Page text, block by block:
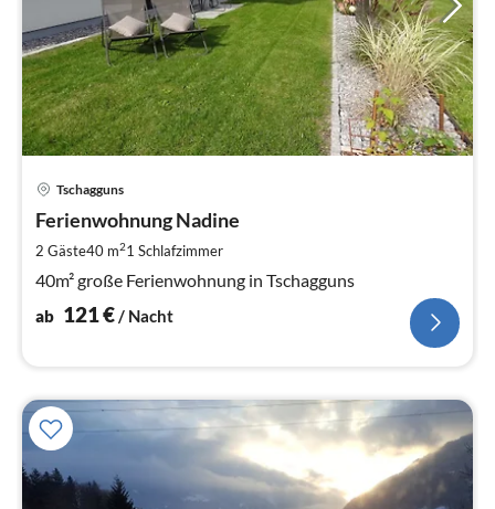
Tschagguns
Ferienwohnung Nadine
2 Gäste40 m21 Schlafzimmer
40m² große Ferienwohnung in Tschagguns
ab 121€/ Nacht